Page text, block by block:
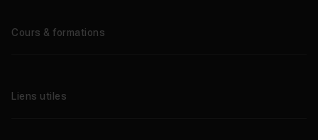
Cours & formations
Formations certifiantes
Liens utiles